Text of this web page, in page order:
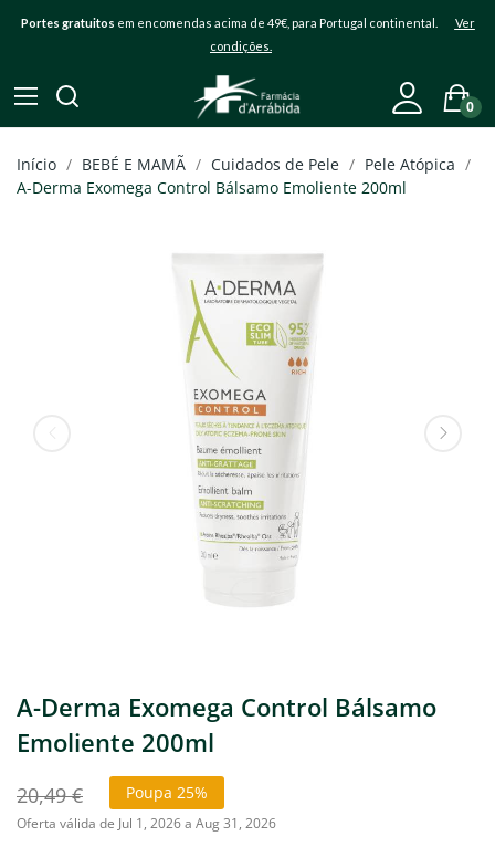
Portes gratuitos em encomendas acima de 49€, para Portugal continental. Ver
condições.
0
Início BEBÉ E MAMÃ Cuidados de Pele
Pele Atópica
A-Derma Exomega Control Bálsamo Emoliente 200ml
A-Derma Exomega Control Bálsamo
Emoliente 200ml
20,49 € Poupa 25%
Oferta válida de Jul 1, 2026 a Aug 31, 2026